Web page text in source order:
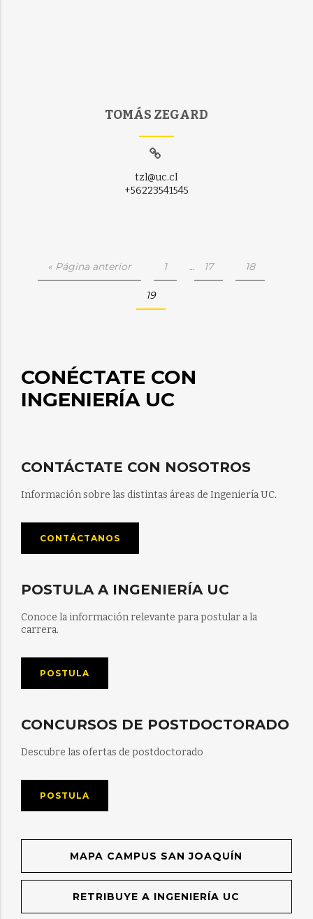
TOMÁS ZEGARD
tzl@uc.cl
+56223541545
« Página anterior 1 … 17 18
19
CONÉCTATE CON
INGENIERÍA UC
CONTÁCTATE CON NOSOTROS
Información sobre las distintas áreas de Ingeniería UC.
CONTÁCTANOS
POSTULA A INGENIERÍA UC
Conoce la información relevante para postular a la
carrera.
POSTULA
CONCURSOS DE POSTDOCTORADO
Descubre las ofertas de postdoctorado
POSTULA
MAPA CAMPUS SAN JOAQUÍN
RETRIBUYE A INGENIERÍA UC